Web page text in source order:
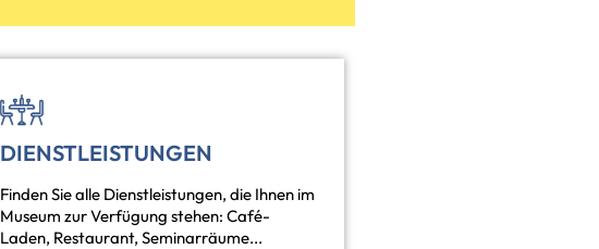
DIENSTLEISTUNGEN
Finden Sie alle Dienstleistungen, die Ihnen im
Museum zur Verfügung stehen: Café-
Laden, Restaurant, Seminarräume...